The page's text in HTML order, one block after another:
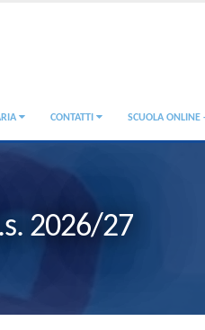
CONTATTI SCUOLA ONLINE
2026/27